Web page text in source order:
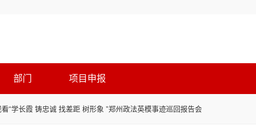
部门 项目申报
“学长霞 铸忠诚 找差距 树形象 ”郑州政法英模事迹巡回报告会